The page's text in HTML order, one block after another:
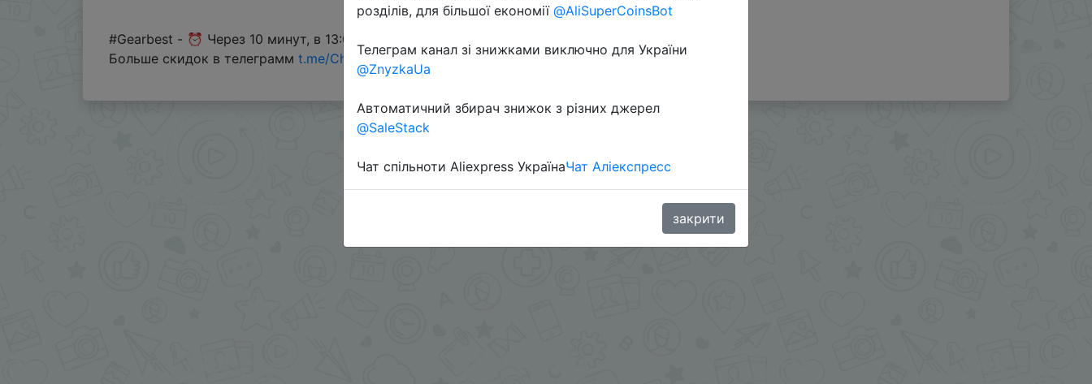
#Gearbest - ⏰ Через 10 минут, в 13:00 по МСК первые 7 штук.
Больше скидок в телеграмм t.me/ChinaGoodBuy
розділів, для більшої економії @AliSuperCoinsBot
Телеграм канал зі знижками виключно для України
@ZnyzkaUa
Автоматичний збирач знижок з різних джерел
@SaleStack
Чат спільноти Aliexpress УкраїнаЧат Аліекспресс
закрити